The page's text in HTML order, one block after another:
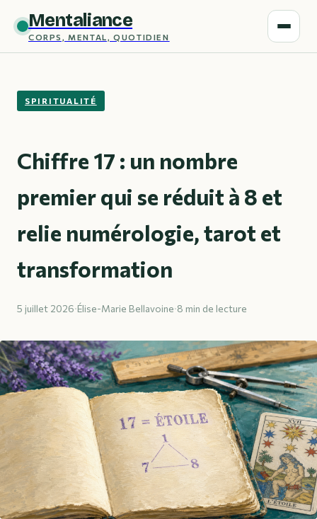
Mentaliance
CORPS, MENTAL, QUOTIDIEN
SPIRITUALITÉ
Chiffre 17 : un nombre
premier qui se réduit à 8 et
relie numérologie, tarot et
transformation
5 juillet 2026·Élise-Marie Bellavoine·8 min de lecture